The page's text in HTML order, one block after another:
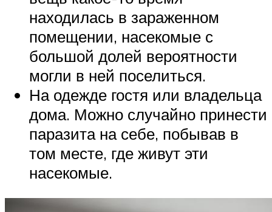
находилась в зараженном
помещении, насекомые с
большой долей вероятности
могли в ней поселиться.
На одежде гостя или владельца
дома. Можно случайно принести
паразита на себе, побывав в
том месте, где живут эти
насекомые.